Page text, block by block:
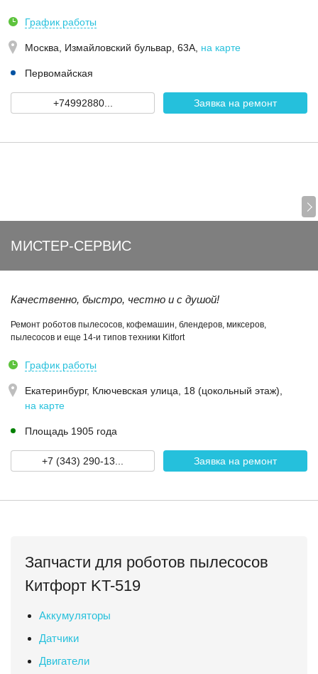
График работы
Москва, Измайловский бульвар, 63А на карте
Первомайская
+74992880... Заявка на ремонт
МИСТЕР-СЕРВИС
Качественно, быстро, честно и с душой!
Ремонт роботов пылесосов, кофемашин, блендеров, миксеров,
пылесосов и еще 14-и типов техники Kitfort
График работы
Екатеринбург, Ключевская улица, 18 (цокольный этаж)
на карте
Площадь 1905 года
+7 (343) 290-13... Заявка на ремонт
Запчасти для роботов пылесосов
Китфорт KT-519
Аккумуляторы
Датчики
Двигатели